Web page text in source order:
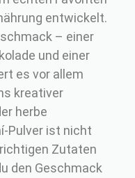
entwickelt.
– einer
und einer
es vor allem
kreativer
herbe
Pulver ist nicht
Zutaten
den Geschmack